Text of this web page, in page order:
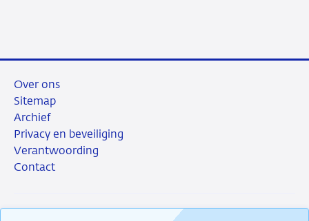
Over ons
Sitemap
Archief
Privacy en beveiliging
Verantwoording
Contact